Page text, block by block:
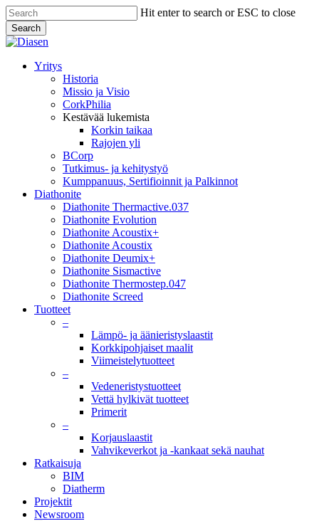
Skip
to
main
content
Hit enter to search or ESC to close
Search
Close
search
Menu
Yritys
Historia
Missio ja Visio
CorkPhilia
Kestävää lukemista
Korkin taikaa
Rajojen yli
BCorp
Tutkimus- ja kehitystyö
Kumppanuus, Sertifioinnit ja Palkinnot
Diathonite
Diathonite Thermactive.037
Diathonite Evolution
Diathonite Acoustix+
Diathonite Acoustix
Diathonite Deumix+
Diathonite Sismactive
Diathonite Thermostep.047
Diathonite Screed
Tuotteet
–
Lämpö- ja äänieristyslaastit
Korkkipohjaiset maalit
Viimeistelytuotteet
–
Vedeneristystuotteet
Vettä hylkivät tuotteet
Primerit
–
Korjauslaastit
Vahvikeverkot ja -kankaat sekä nauhat
Ratkaisuja
BIM
Diatherm
Projektit
Newsroom